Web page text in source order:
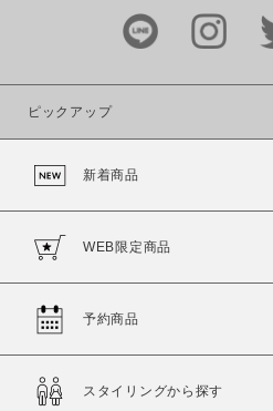
カラー
ピックアップ
新着商品
WEB限定商品
予約商品
スタイリングから探す